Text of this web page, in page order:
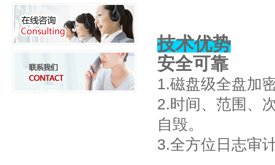
技术优势
安全可靠
1.磁盘级全盘加
2.时间、范围、
自毁。
3.全方位日志审